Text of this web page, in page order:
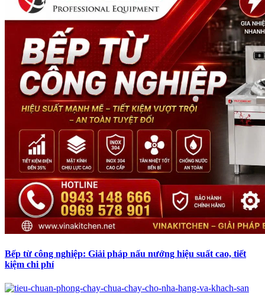
Bếp từ công nghiệp: Giải pháp nấu nướng hiệu suất cao, tiết
kiệm chi phí